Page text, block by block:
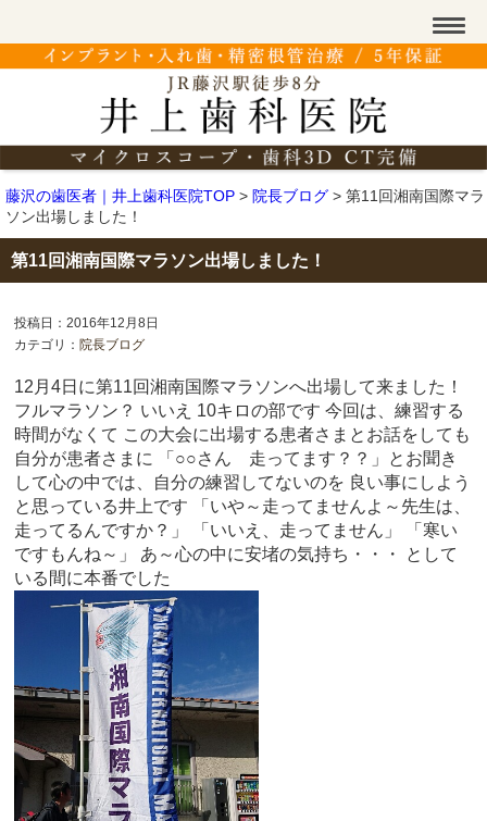
藤沢の歯医者｜井上歯科医院TOP > 院長ブログ > 第11回湘南国際マラ
ソン出場しました！
第11回湘南国際マラソン出場しました！
投稿日：2016年12月8日
カテゴリ： 院長ブログ
12月4日に第11回湘南国際マラソンへ出場して来ました！
フルマラソン？ いいえ 10キロの部です 今回は、練習する
時間がなくて この大会に出場する患者さまとお話をしても
自分が患者さまに 「○○さん 走ってます？？」とお聞き
して心の中では、自分の練習してないのを 良い事にしよう
と思っている井上です 「いや～走ってませんよ～先生は、
走ってるんですか？」 「いいえ、走ってません」 「寒い
ですもんね～」 あ～心の中に安堵の気持ち・・・ として
いる間に本番でした